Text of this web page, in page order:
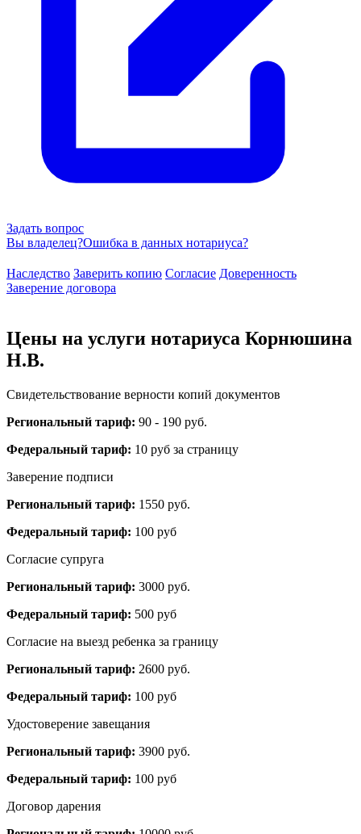
Задать вопрос
Вы владелец?Ошибка в данных нотариуса?
Наследство Заверить копию Согласие Доверенность
Заверение договора
Цены на услуги нотариуса Корнюшина
Н.В.
Свидетельствование верности копий документов
Региональный тариф: 90 - 190 руб.
Федеральный тариф: 10 руб за страницу
Заверение подписи
Региональный тариф: 1550 руб.
Федеральный тариф: 100 руб
Согласие супруга
Региональный тариф: 3000 руб.
Федеральный тариф: 500 руб
Согласие на выезд ребенка за границу
Региональный тариф: 2600 руб.
Федеральный тариф: 100 руб
Удостоверение завещания
Региональный тариф: 3900 руб.
Федеральный тариф: 100 руб
Договор дарения